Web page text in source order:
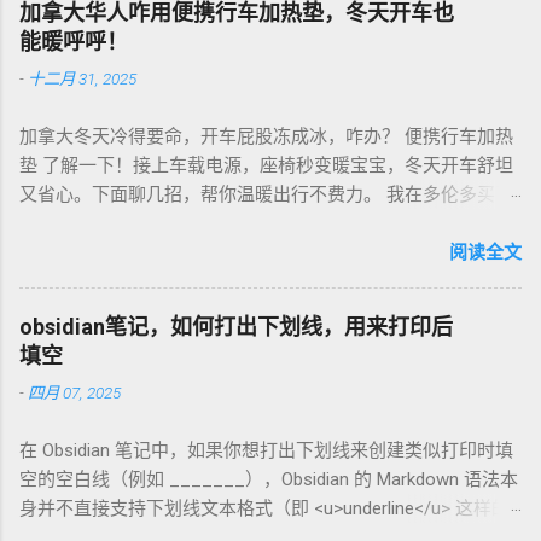
咖啡机，App上查磨豆粗细对照表，新手不翻车。我每周磨一
次，存密封罐，早上冲杯咖啡，香到飞起！德国超市咖啡豆
贵，网购Amazon.de或本地咖啡店促销，10欧元买半磅好豆，
欧元搞定。华人微信群也有二手交易，20欧元能淘好货。 便携
咖啡磨豆机 让德国华人租房也能喝精品咖啡，赶紧试试，生活
更有味！
加拿大华人咋用便携行车加热垫，冬天开车也
能暖呼呼！
- 十二月 31, 2025
加拿大冬天冷得要命，开车屁股冻成冰，咋办？ 便携行车加热
垫 了解一下！接上车载电源，座椅秒变暖宝宝，冬天开车舒坦
又省心。下面聊几招，帮你温暖出行不费力。 我在多伦多买了
质，绒布的舒服又耐用，像Wagan、Comfier这些牌子，加热快
车座尺寸，通用款最省心。 用的时候简单到爆。插上车载
USB，5分钟座椅热乎乎，开长途都不冷。我在卡尔加里雪天开
车，加热垫开低档，20分钟省油又暖和。搭配个方向盘套，手
也不冻，安全又舒服。冬天停车后收好垫子，别让雪水弄湿，
常打折，30加币搞定。华人论坛也有二手交易，20加币能淘好
货。 便携行车加热垫 让加拿大华人冬天开车暖呼呼，赶紧入
手，出行更舒心！
阅读全文
obsidian笔记，如何打出下划线，用来打印后
填空
- 四月 07, 2025
在 Obsidian 笔记中，如果你想打出下划线来创建类似打印时填
空的空白线（例如 _______），Obsidian 的 Markdown 语法本
身并不直接支持下划线文本格式（即 <u>underline</u> 这样的